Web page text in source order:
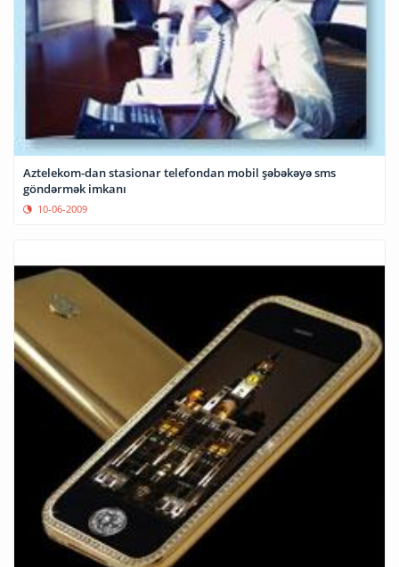
Aztelekom-dan stasionar telefondan mobil şəbəkəyə sms
göndərmək imkanı
10-06-2009